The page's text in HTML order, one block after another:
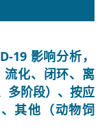
19 影响分析，
化、闭环、离
多阶段）、按应
其他（动物饲